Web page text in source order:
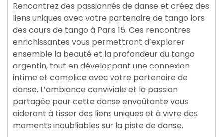
Rencontrez des passionnés de danse et créez des
liens uniques avec votre partenaire de tango lors
des cours de tango à Paris 15. Ces rencontres
enrichissantes vous permettront d’explorer
ensemble la beauté et la profondeur du tango
argentin, tout en développant une connexion
intime et complice avec votre partenaire de
danse. L’ambiance conviviale et la passion
partagée pour cette danse envoûtante vous
aideront à tisser des liens uniques et à vivre des
moments inoubliables sur la piste de danse.